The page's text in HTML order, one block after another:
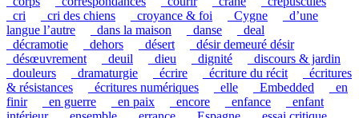
_cri
_cri des chiens _croyance & foi _Cygne
_d’une
langue l’autre
_dans la maison _danse
_deal
_décramotie
_dehors _désert
_désir demeuré désir
_désœuvrement
_deuil _dieu _dignité
_discours & jardin
_douleurs
_dramaturgie _écrire _écriture du récit
_écritures
& résistances
_écritures numériques _elle _Embedded
_en
finir
_en guerre _en paix _encore _enfance
_enfant